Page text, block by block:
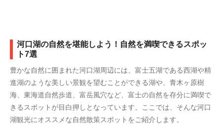
河口湖の自然を堪能しよう！自然を満喫できるスポッ
ト7選
豊かな自然に囲まれた河口湖周辺には、富士五湖である西湖や精
進湖のような美しい景観を望むことができる湖や、青木ヶ原樹
海、東海道自然歩道、富岳風穴など、富士の自然を存分に満喫で
きるスポットが目白押しとなっています。ここでは、そんな河口
湖観光にオススメな自然散策スポットをご紹介します。